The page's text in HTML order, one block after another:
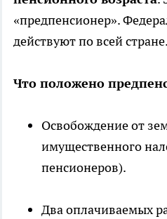
«предпенсионер».
действуют по всей стране.
Что положено
Освобождение от
имущественного
пенсионеров).
Два оплачиваемых